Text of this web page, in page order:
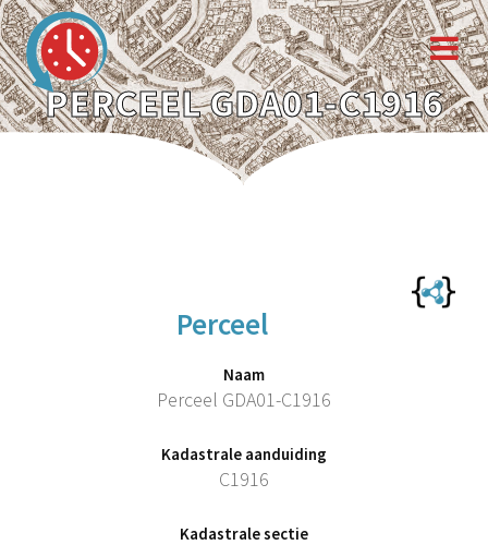
PERCEEL GDA01-C1916
Perceel
Naam
Perceel GDA01-C1916
Kadastrale aanduiding
C1916
Kadastrale sectie